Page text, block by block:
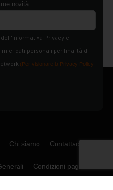
novità.
Privacy e
miei dati personali per finalità di
(Per visionare la Privacy Policy
Chi siamo Contattaci
Condizioni pagine